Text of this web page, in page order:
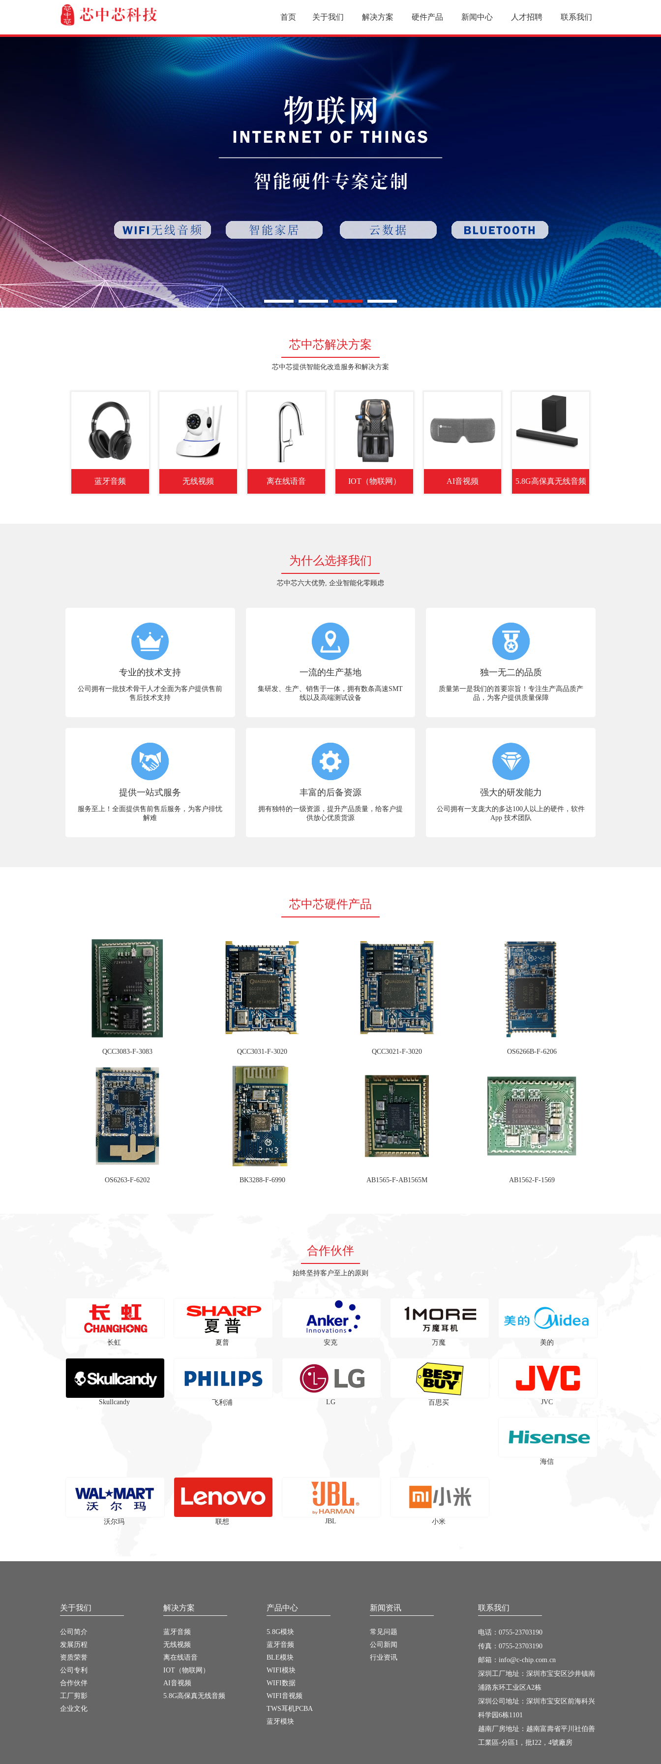
首页 关于我们 解决方案 硬件产品 新闻中心 人才招聘 联系我们
芯中芯解决方案
芯中芯提供智能化改造服务和解决方案
蓝牙音频 无线视频 离在线语音 IOT（物联网） AI音视频 5.8G高保真无线音频
为什么选择我们
芯中芯六大优势, 企业智能化零顾虑
专业的技术支持
公司拥有一批技术骨干人才全面为客户提供售前
售后技术支持
一流的生产基地
集研发、生产、销售于一体，拥有数条高速SMT
线以及高端测试设备
独一无二的品质
质量第一是我们的首要宗旨！专注生产高品质产
品，为客户提供质量保障
提供一站式服务
服务至上！全面提供售前售后服务，为客户排忧
解难
丰富的后备资源
拥有独特的一级资源，提升产品质量，给客户提
供放心优质货源
强大的研发能力
公司拥有一支庞大的多达100人以上的硬件，软件
App 技术团队
芯中芯硬件产品
QCC3083-F-3083 QCC3031-F-3020 QCC3021-F-3020 OS6266B-F-6206
OS6263-F-6202 BK3288-F-6990 AB1565-F-AB1565M AB1562-F-1569
合作伙伴
始终坚持客户至上的原则
长虹 夏普 安克 万魔 美的
‌Skullcandy 飞利浦 LG 百思买 JVC
海信
沃尔玛 联想 JBL 小米
关于我们
公司简介
发展历程
资质荣誉
公司专利
合作伙伴
工厂剪影
企业文化
解决方案
蓝牙音频
无线视频
离在线语音
IOT（物联网）
AI音视频
5.8G高保真无线音频
产品中心
5.8G模块
蓝牙音频
BLE模块
WIFI模块
WIFI数据
WIFI音视频
TWS耳机PCBA
蓝牙模块
新闻资讯
常见问题
公司新闻
行业资讯
联系我们
电话：0755-23703190
传真：0755-23703190
邮箱：info@c-chip.com.cn
深圳工厂地址：深圳市宝安区沙井镇南
浦路东环工业区A2栋
深圳公司地址：深圳市宝安区前海科兴
科学园6栋1101
越南厂房地址：越南富壽省平川社伯善
工業區-分區1，批I22，4號廠房